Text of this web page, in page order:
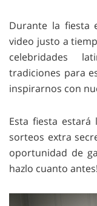
Durante la fiesta
video justo a
celebridades
tradiciones para
inspirarnos con
Esta fiesta
sorteos extra
oportunidad de
hazlo cuanto